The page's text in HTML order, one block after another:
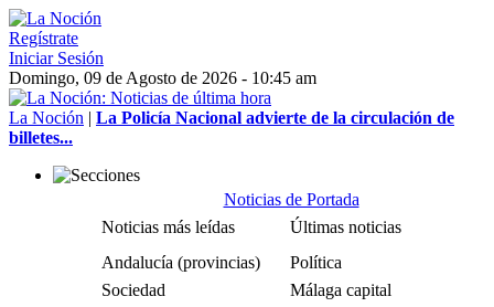
Regístrate
Iniciar Sesión
Domingo, 09 de Agosto de 2026 - 10:45 am
La Noción | La Policía Nacional advierte de la circulación de
billetes...
Noticias de Portada
Noticias más leídas
Últimas noticias
Andalucía (provincias)
Política
Sociedad
Málaga capital